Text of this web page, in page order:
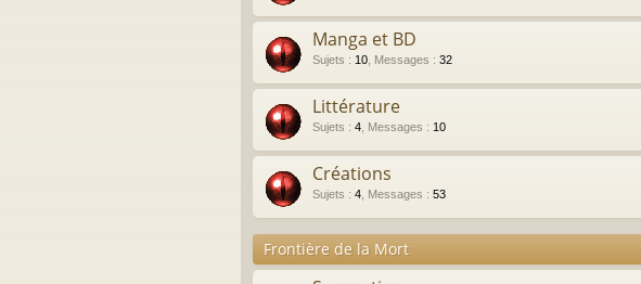
Manga et BD
Sujets : 10 Messages : 32
Littérature
Sujets : 4 Messages : 10
Créations
Sujets : 4 Messages : 53
Frontière de la Mort